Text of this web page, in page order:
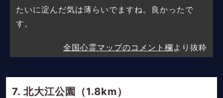
たいに淀んだ気は薄らいでますね。良かったで
す。
全国心霊マップのコメント欄より抜粋
北大江公園（1.8km）